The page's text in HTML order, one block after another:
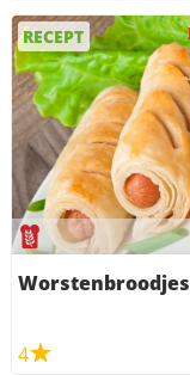
RECEPT
Worstenbroodjes
4